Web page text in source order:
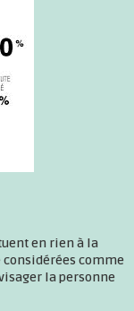
en rien à la
comme
la personne